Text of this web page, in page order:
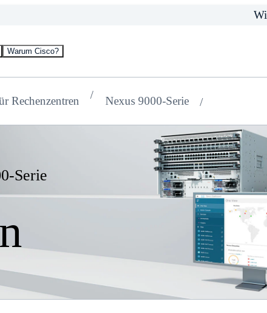
Warum Cisco?
Rechenzentren Nexus 9000-Serie
Serie